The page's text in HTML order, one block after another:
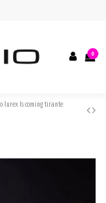
0
lurex Is coming tirante